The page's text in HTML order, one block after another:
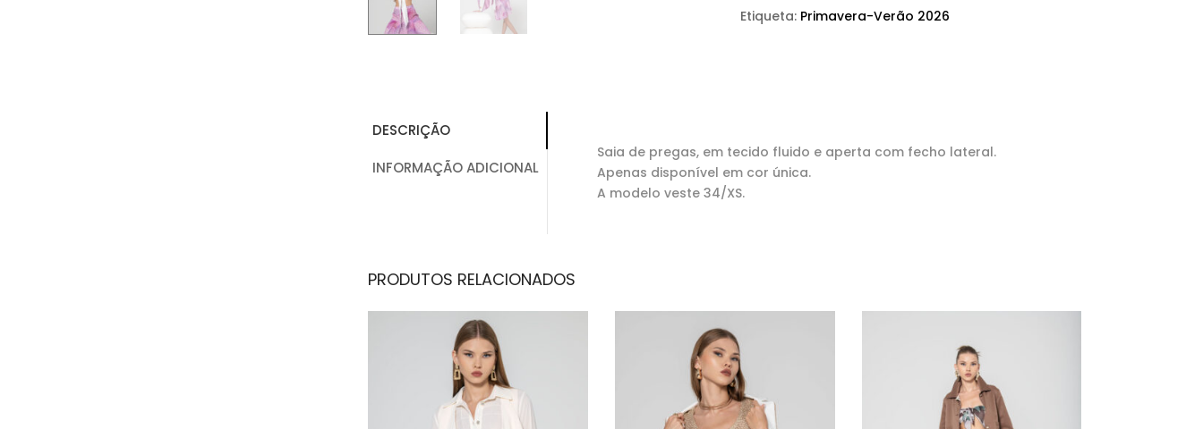
Etiqueta: Primavera-Verão 2026
DESCRIÇÃO
INFORMAÇÃO ADICIONAL
Saia de pregas, em tecido fluido e aperta com fecho lateral.
Apenas disponível em cor única.
A modelo veste 34/XS.
PRODUTOS RELACIONADOS